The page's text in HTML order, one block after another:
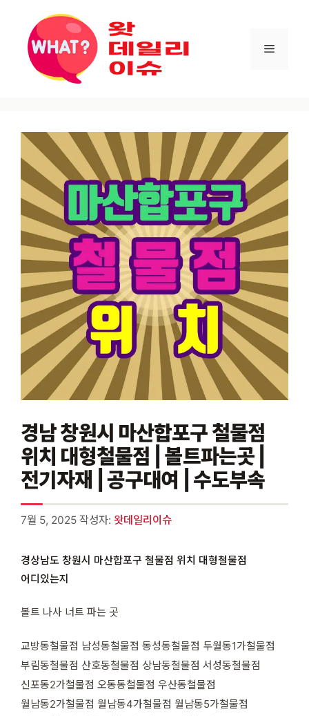
건너뛰기
메뉴
경남 창원시 마산합포구 철물점
위치 대형철물점 | 볼트파는곳 |
전기자재 | 공구대여 | 수도부속
7월 5, 2025 작성자: 왓데일리이슈
경상남도 창원시 마산합포구 철물점 위치 대형철물점
어디있는지
볼트 나사 너트 파는 곳
교방동철물점 남성동철물점 동성동철물점 두월동1가철물점
부림동철물점 산호동철물점 상남동철물점 서성동철물점
신포동2가철물점 오동동철물점 우산동철물점
월남동2가철물점 월남동4가철물점 월남동5가철물점